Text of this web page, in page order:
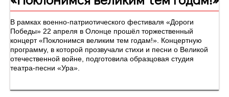
В рамках военно-патриотического фестиваля «Дороги
Победы» 22 апреля в Олонце прошёл торжественный
концерт «Поклонимся великим тем годам!». Концертную
программу, в которой прозвучали стихи и песни о Великой
отечественной войне, подготовила образцовая студия
театра-песни «Ура».